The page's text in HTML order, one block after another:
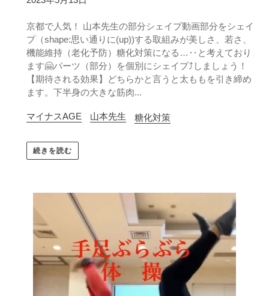
京都で人気！ 山本先生の部分シェイプ動画部分をシェイ
プ（shape:思い通りに(up))する取組みが美しさ、若さ、
機能維持（老化予防）糖化対策になる…‥と考えており
ます🤗パーツ（部分）を個別にシェイプ⤴︎しましょう！
【期待される効果】どちらかと言うと太ももを引き締め
ます。下半身の大きな筋肉...
マイナスAGE 山本先生 糖化対策
続きを読む